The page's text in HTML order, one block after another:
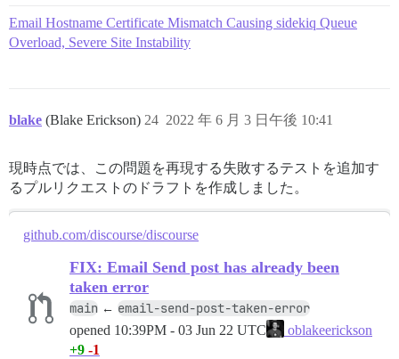
Email Hostname Certificate Mismatch Causing sidekiq Queue
Overload, Severe Site Instability
blake (Blake Erickson) 2022 年 6 月 3 日午後 10:41
24
現時点では、この問題を再現する失敗するテストを追加す
るプルリクエストのドラフトを作成しました。
github.com/discourse/discourse
FIX: Email Send post has already been
taken error
main ← email-send-post-taken-error
opened 10:39PM - 03 Jun 22 UTC
oblakeerickson
+9 -1